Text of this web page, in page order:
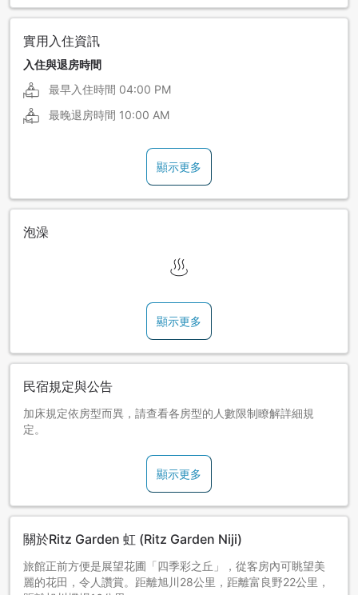
實用入住資訊
入住與退房時間
最早入住時間 04:00 PM
最晚退房時間 10:00 AM
顯示更多
泡澡
顯示更多
民宿規定與公告
加床規定依房型而異，請查看各房型的人數限制瞭解詳細規
定。
顯示更多
關於Ritz Garden 虹 (Ritz Garden Niji)
旅館正前方便是展望花圃「四季彩之丘」，從客房內可眺望美
麗的花田，令人讚賞。距離旭川28公里，距離富良野22公里，